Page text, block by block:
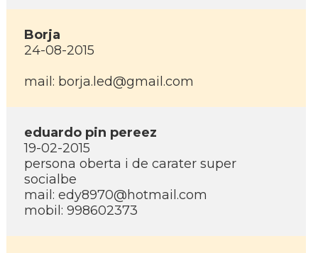
Borja
24-08-2015
mail: borja.led@gmail.com
eduardo pin pereez
19-02-2015
persona oberta i de carater super
socialbe
mail: edy8970@hotmail.com
mobil: 998602373